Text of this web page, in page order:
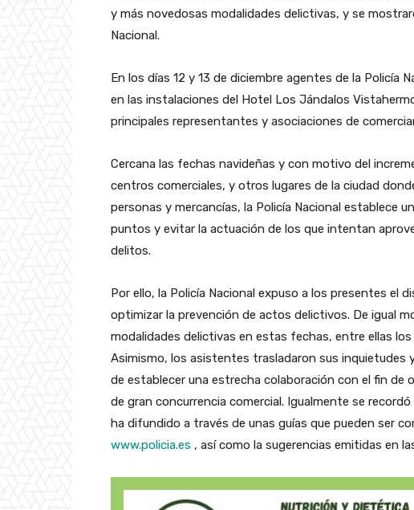
y más novedosas modalidades delictivas, y se
Nacional.
En los días 12 y 13 de diciembre agentes de la Policía
en las instalaciones del Hotel Los Jándalos
principales representantes y asociaciones de
Cercana las fechas navideñas y con motivo del
centros comerciales, y otros lugares de la ciudad
personas y mercancías, la Policía Nacional establece
puntos y evitar la actuación de los que intentan
delitos.
Por ello, la Policía Nacional expuso a los presentes el
optimizar la prevención de actos delictivos. De igual
modalidades delictivas en estas fechas, entre ellas
Asimismo, los asistentes trasladaron sus inquietudes
de establecer una estrecha colaboración con el fin de
de gran concurrencia comercial. Igualmente se
ha difundido a través de unas guías que pueden ser
www.policia.es , así como la sugerencias emitidas en